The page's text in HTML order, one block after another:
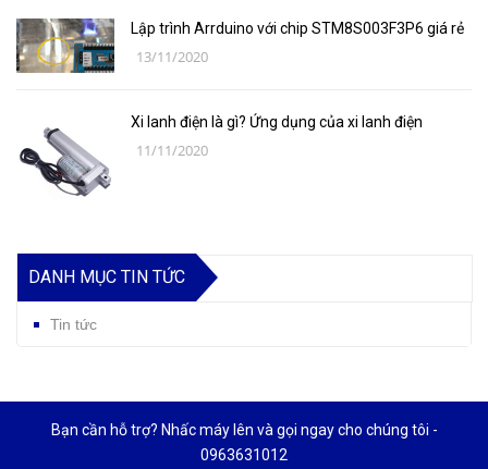
Lập trình Arrduino với chip STM8S003F3P6 giá rẻ
13/11/2020
Xi lanh điện là gì? Ứng dụng của xi lanh điện
11/11/2020
DANH MỤC TIN TỨC
Tin tức
Bạn cần hỗ trợ? Nhấc máy lên và gọi ngay cho chúng tôi -
0963631012